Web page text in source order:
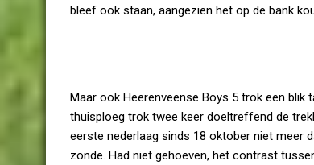
bleef ook staan, aangezien het op de bank
Maar ook Heerenveense Boys 5 trok een blik
thuisploeg trok twee keer doeltreffend de
eerste nederlaag sinds 18 oktober niet meer
zonde. Had niet gehoeven, het contrast